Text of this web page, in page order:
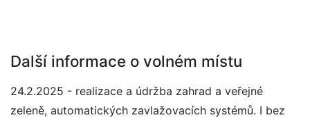
Další informace o volném místu
24.2.2025 - realizace a údržba zahrad a veřejné
zeleně, automatických zavlažovacích systémů. I bez